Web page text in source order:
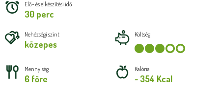
Elő- és elkészítési idő
30 perc
Nehézségi szint
közepes
Költség
Mennyiség
6 főre
Kalória
~ 354 Kcal